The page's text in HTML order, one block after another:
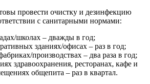
провести очистку и дезинфекцию
с санитарными нормами:
школах – дважды в год;
зданиях/офисах – раз в год;
производствах – два раза в год;
здравоохранения, ресторанах, кафе и
общепита – раз в квартал.